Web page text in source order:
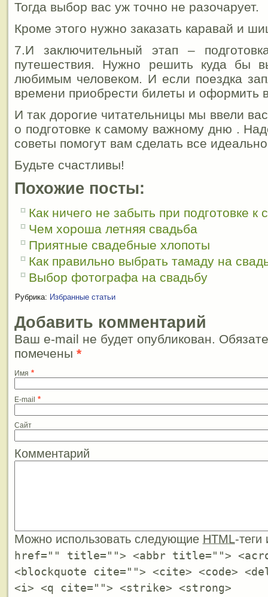
Тогда выбор вас уж точно не разочарует.
Кроме этого нужно заказать каравай и
7.И заключительный этап –
путешествия. Нужно решить куда бы
любимым человеком. И если поездка
времени приобрести билеты и оформить
И так дорогие читательницы мы ввели
о подготовке к самому важному дню .
советы помогут вам сделать все
Будьте счастливы!
Похожие посты:
Как ничего не забыть при подготовке к
Чем хороша летняя свадьба
Приятные свадебные хлопоты
Как правильно выбрать тамаду на
Выбор фотографа на свадьбу
Рубрика: Избранные статьи
Добавить комментарий
Ваш e-mail не будет опубликован.
помечены *
Имя *
E-mail *
Сайт
Комментарий
Можно использовать следующие HTML-
href="" title=""> <abbr title="">
<blockquote cite=""> <cite> <code>
<i> <q cite=""> <strike> <strong>